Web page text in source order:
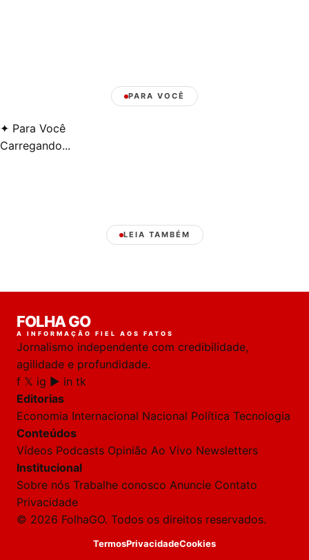
PARA VOCÊ
✦ Para Você
Carregando...
LEIA TAMBÉM
online
você
Laura
Oi!
👋
Bom
FOLHA GO
A INFORMAÇÃO FIEL AOS FATOS
Jornalismo independente com credibilidade,
agilidade e profundidade.
f 𝕏 ig ▶ in tk
Editorias
Economia Internacional Nacional Política Tecnologia
Conteúdos
Vídeos Podcasts Opinião Ao Vivo Newsletters
Institucional
Sobre nós Trabalhe conosco Anuncie Contato
Privacidade
© 2026 FolhaGO. Todos os direitos reservados.
TermosPrivacidadeCookies